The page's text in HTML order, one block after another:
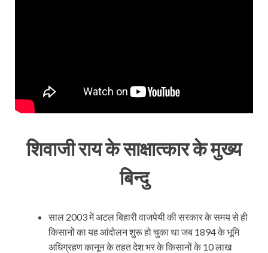
शिवाजी राय के साक्षात्कार के मुख्य
बिन्दु
साल 2003 में अटल बिहारी वाजपेयी की सरकार के समय से ही
किसानों का यह आंदोलन शुरू हो चुका था जब 1894 के भूमि
अधिग्रहण कानून के तहत देश भर के किसानों के 10 लाख